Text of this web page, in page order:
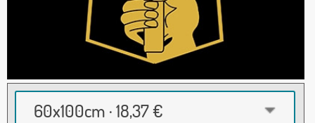
60x100cm · 18,37 €